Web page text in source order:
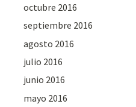
octubre 2016
septiembre 2016
agosto 2016
julio 2016
junio 2016
mayo 2016